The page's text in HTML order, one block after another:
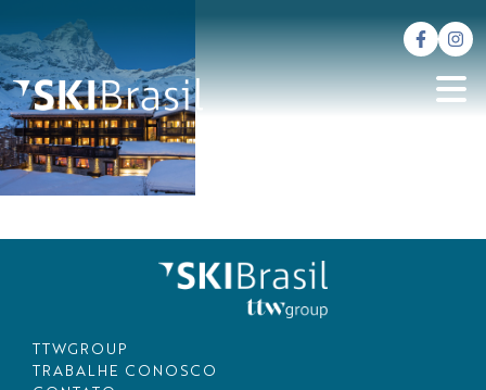
TTWGROUP
TRABALHE CONOSCO